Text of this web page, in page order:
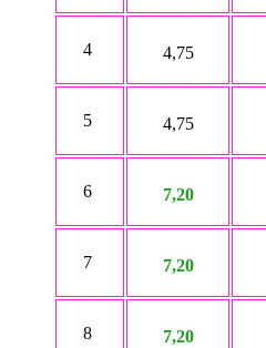
4 4,75
5 4,75
6 7,20
7 7,20
8 7,20